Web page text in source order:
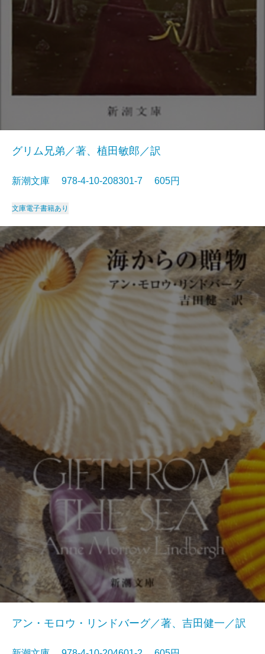
グリム兄弟／著、植田敏郎／訳
新潮文庫 978-4-10-208301-7 605円
文庫電子書籍あり
アン・モロウ・リンドバーグ／著、吉田健一／訳